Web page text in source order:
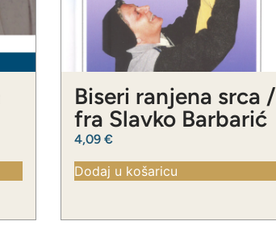
Biseri ranjena srca /
fra Slavko Barbarić
4,09 €
Dodaj u košaricu